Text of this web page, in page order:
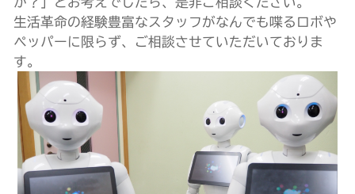
生活革命の経験豊富なスタッフがなんでも喋るロボや
ペッパーに限らず、ご相談させていただいておりま
す。